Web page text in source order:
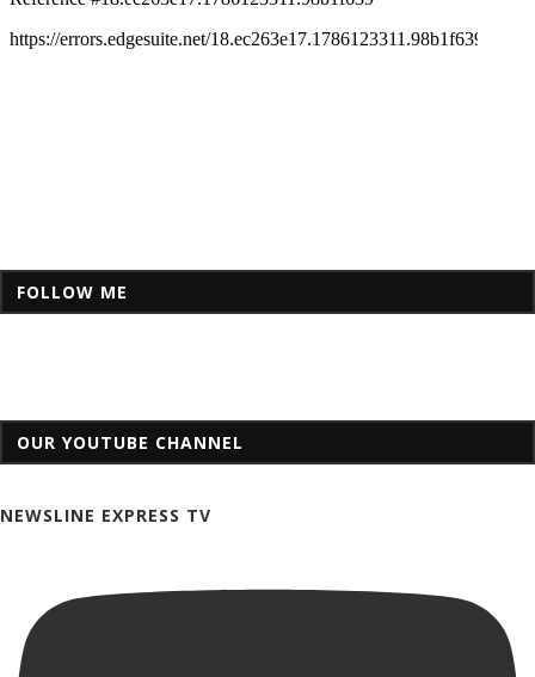
FOLLOW ME
OUR YOUTUBE CHANNEL
NEWSLINE EXPRESS TV